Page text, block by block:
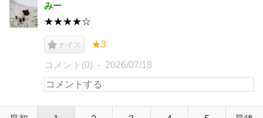
みー
★★★★☆
ナイス ★3
コメント(0) 2026/07/18